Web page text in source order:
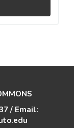
/ Email: